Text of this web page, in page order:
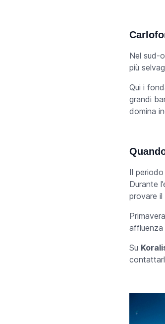
Nel sud-
più
Qui i
grandi
domina
Il
Durante
provare
affluenza
Su